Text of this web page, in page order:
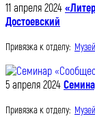
11 апреля 2024
Достоевский
Привязка к отделу:
5 апреля 2024
Привязка к отделу: